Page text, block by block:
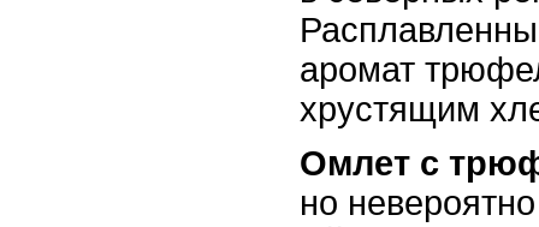
аромат
хрустящим
Омлет с
но